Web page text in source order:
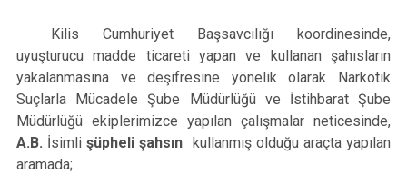
Kilis Cumhuriyet Başsavcılığı koordinesinde,
uyuşturucu madde ticareti yapan ve kullanan şahısların
yakalanmasına ve deşifresine yönelik olarak Narkotik
Suçlarla Mücadele Şube Müdürlüğü ve İstihbarat Şube
Müdürlüğü ekiplerimizce yapılan çalışmalar neticesinde,
A.B. İsimlişüpheli şahsın kullanmış olduğu araçta yapılan
aramada;